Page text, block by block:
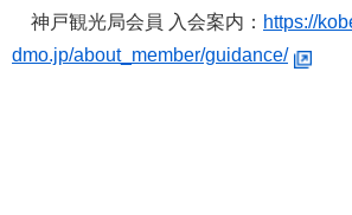
神戸観光局会員 入会案内： https://
dmo.jp/about_member/guidance/